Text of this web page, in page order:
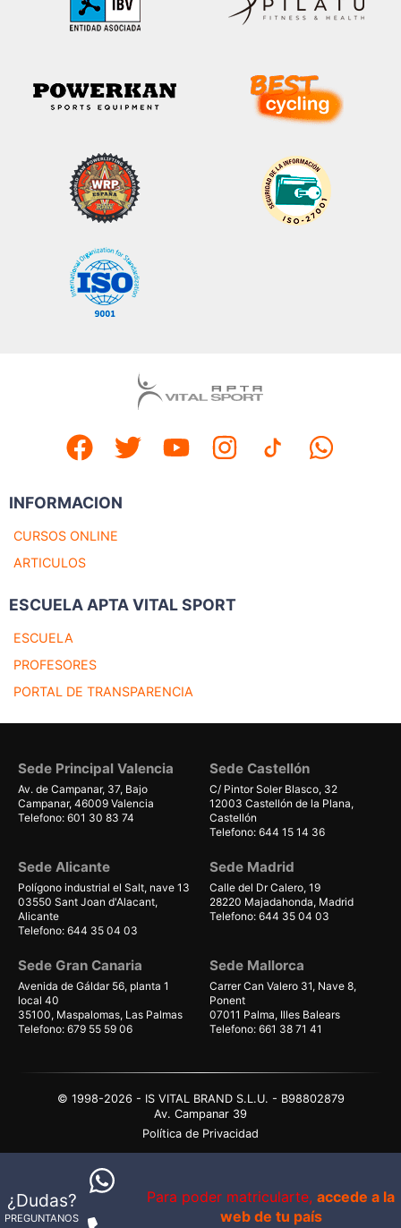
¿Dudas?
PREGUNTANOS
Para poder matricularte,accede a la
web de tu país
INFORMACION
CURSOS ONLINE
ARTICULOS
ESCUELA APTA VITAL SPORT
ESCUELA
PROFESORES
PORTAL DE TRANSPARENCIA
Sede Principal Valencia
Av. de Campanar, 37, Bajo
Campanar, 46009 Valencia
Telefono: 601 30 83 74
Sede Castellón
C/ Pintor Soler Blasco, 32
12003 Castellón de la Plana,
Castellón
Telefono: 644 15 14 36
Sede Alicante
Polígono industrial el Salt, nave 13
03550 Sant Joan d'Alacant,
Alicante
Telefono: 644 35 04 03
Sede Madrid
Calle del Dr Calero, 19
28220 Majadahonda, Madrid
Telefono: 644 35 04 03
Sede Gran Canaria
Avenida de Gáldar 56, planta 1
local 40
35100, Maspalomas, Las Palmas
Telefono: 679 55 59 06
Sede Mallorca
Carrer Can Valero 31, Nave 8,
Ponent
07011 Palma, Illes Balears
Telefono: 661 38 71 41
© 1998-2026 - IS VITAL BRAND S.L.U. - B98802879
Av. Campanar 39
Política de Privacidad
Aviso Legal